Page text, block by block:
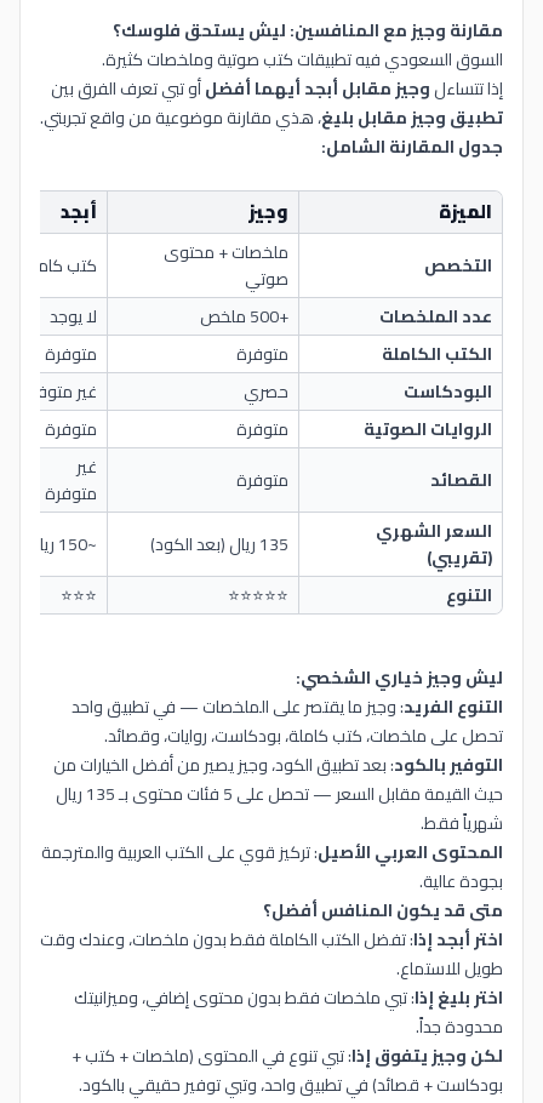
مقارنة وجيز مع المنافسين: ليش يستحق فلوسك؟
السوق السعودي فيه تطبيقات كتب صوتية وملخصات كثيرة.
إذا تتساءلوجيز مقابل أبجد أيهما أفضلأو تبي تعرف الفرق بين
تطبيق وجيز مقابل بليغ، هذي مقارنة موضوعية من واقع تجربتي.
جدول المقارنة الشامل:
الميزة وجيز أبجد
التخصص
ملخصات + محتوى
صوتي
كتب كاملة
عدد الملخصات
+500 ملخص لا يوجد
الكتب الكاملة
متوفرة متوفرة
البودكاست
حصري غير متوفر
الروايات الصوتية
متوفرة متوفرة
القصائد
متوفرة
غير
متوفرة
السعر الشهري
(تقريبي)
135 ريال (بعد الكود) ~150 ريال
التنوع
⭐⭐⭐⭐⭐
⭐⭐⭐
ليش وجيز خياري الشخصي:
التنوع الفريد: وجيز ما يقتصر على الملخصات — في تطبيق واحد
تحصل على ملخصات، كتب كاملة، بودكاست، روايات، وقصائد.
التوفير بالكود: بعد تطبيق الكود، وجيز يصير من أفضل الخيارات من
حيث القيمة مقابل السعر — تحصل على 5 فئات محتوى بـ 135 ريال
شهرياً فقط.
المحتوى العربي الأصيل: تركيز قوي على الكتب العربية والمترجمة
بجودة عالية.
متى قد يكون المنافس أفضل؟
اختر أبجد إذا: تفضل الكتب الكاملة فقط بدون ملخصات، وعندك وقت
طويل للاستماع.
اختر بليغ إذا: تبي ملخصات فقط بدون محتوى إضافي، وميزانيتك
محدودة جداً.
لكن وجيز يتفوق إذا: تبي تنوع في المحتوى (ملخصات + كتب +
بودكاست + قصائد) في تطبيق واحد، وتبي توفير حقيقي بالكود.